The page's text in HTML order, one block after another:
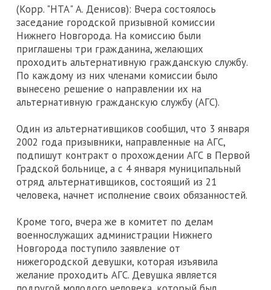
(Корр. "НТА" А. Денисов): Вчера состоялось
заседание городской призывной комиссии
Нижнего Новгорода. На комиссию были
приглашены три гражданина, желающих
проходить альтернативную гражданскую службу.
По каждому из них членами комиссии было
вынесено решение о направлении их на
альтернативную гражданскую службу (АГС).
Один из альтернативщиков сообщил, что 3 января
2002 года призывники, направленные на АГС,
подпишут контракт о прохождении АГС в Первой
Градской больнице, а с 4 января муниципальный
отряд альтернативщиков, состоящий из 21
человека, начнет исполнение своих обязанностей.
Кроме того, вчера же в комитет по делам
военнослужащих администрации Нижнего
Новгорода поступило заявление от
нижегородской девушки, которая изъявила
желание проходить АГС. Девушка является